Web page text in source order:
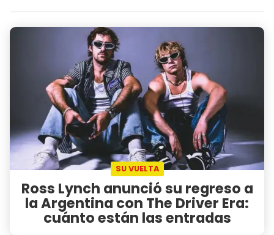
SU VUELTA
Ross Lynch anunció su regreso a
la Argentina con The Driver Era:
cuánto están las entradas